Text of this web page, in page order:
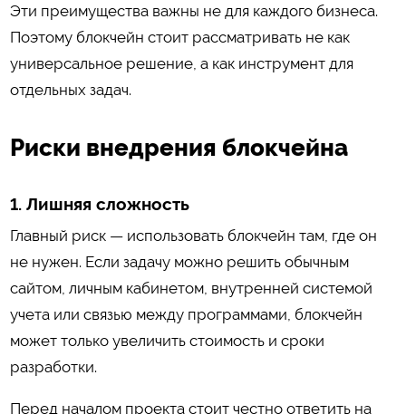
Эти преимущества важны не для каждого бизнеса.
Поэтому блокчейн стоит рассматривать не как
универсальное решение, а как инструмент для
отдельных задач.
Риски внедрения блокчейна
1. Лишняя сложность
Главный риск — использовать блокчейн там, где он
не нужен. Если задачу можно решить обычным
сайтом, личным кабинетом, внутренней системой
учета или связью между программами, блокчейн
может только увеличить стоимость и сроки
разработки.
Перед началом проекта стоит честно ответить на